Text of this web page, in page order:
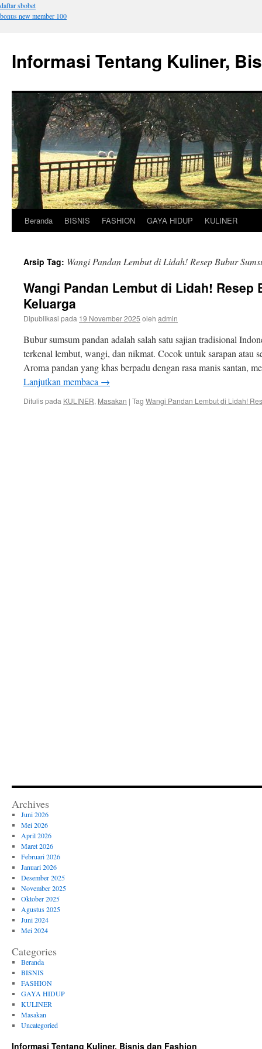
daftar sbobet
bonus new member 100
Informasi Tentang Kuliner,
Langsung
Beranda BISNIS FASHION GAYA HIDUP KULINER
Arsip Tag: Wangi Pandan Lembut di Lidah! Resep Bubur
Wangi Pandan Lembut di Lidah! Resep
Keluarga
Dipublikasi pada 19 November 2025 oleh admin
Bubur sumsum pandan adalah salah satu sajian tradisional
terkenal lembut, wangi, dan nikmat. Cocok untuk sarapan atau
Aroma pandan yang khas berpadu dengan rasa manis santan,
Lanjutkan membaca →
Ditulis pada KULINER, Masakan | Tag Wangi Pandan Lembut di Lidah!
Archives
Juni 2026
Mei 2026
April 2026
Maret 2026
Februari 2026
Januari 2026
Desember 2025
November 2025
Oktober 2025
Agustus 2025
Juni 2024
Mei 2024
Categories
Beranda
BISNIS
FASHION
GAYA HIDUP
KULINER
Masakan
Uncategoried
Informasi Tentang Kuliner, Bisnis dan Fashion